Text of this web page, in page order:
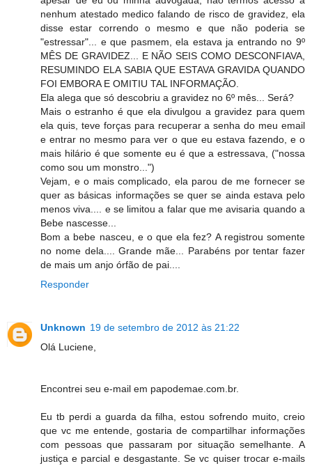
nenhum atestado medico falando de risco de gravidez, ela
disse estar correndo o mesmo e que não poderia se
"estressar"... e que pasmem, ela estava ja entrando no 9º
MÊS DE GRAVIDEZ... E NÃO SEIS COMO DESCONFIAVA,
RESUMINDO ELA SABIA QUE ESTAVA GRAVIDA QUANDO
FOI EMBORA E OMITIU TAL INFORMAÇÃO.
Ela alega que só descobriu a gravidez no 6º mês... Será?
Mais o estranho é que ela divulgou a gravidez para quem
ela quis, teve forças para recuperar a senha do meu email
e entrar no mesmo para ver o que eu estava fazendo, e o
mais hilário é que somente eu é que a estressava, ("nossa
como sou um monstro...")
Vejam, e o mais complicado, ela parou de me fornecer se
quer as básicas informações se quer se ainda estava pelo
menos viva.... e se limitou a falar que me avisaria quando a
Bebe nascesse...
Bom a bebe nasceu, e o que ela fez? A registrou somente
no nome dela.... Grande mãe... Parabéns por tentar fazer
de mais um anjo órfão de pai....
Responder
Unknown 19 de setembro de 2012 às 21:22
Olá Luciene,
Encontrei seu e-mail em papodemae.com.br.
Eu tb perdi a guarda da filha, estou sofrendo muito, creio
que vc me entende, gostaria de compartilhar informações
com pessoas que passaram por situação semelhante. A
justiça e parcial e desgastante. Se vc quiser trocar e-mails